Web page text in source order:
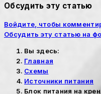
Обсудить эту статью
Войдите, чтобы
Обсудить эту статью на
Вы здесь:
Главная
Cхемы
Источники питания
Блок питания на